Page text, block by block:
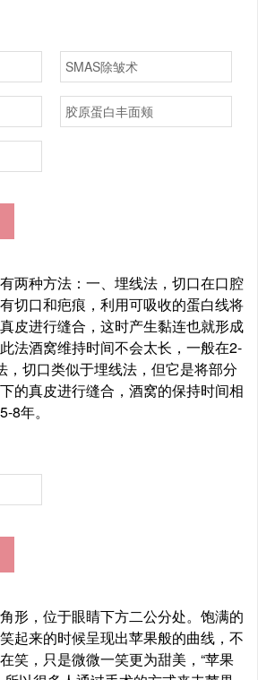
SMAS除皱术
胶原蛋白丰面颊
两种方法：一、埋线法，切口在口腔
切口和疤痕，利用可吸收的蛋白线将
皮进行缝合，这时产生黏连也就形成
法酒窝维持时间不会太长，一般在2-
，切口类似于埋线法，但它是将部分
的真皮进行缝合，酒窝的保持时间相
8年。
形，位于眼睛下方二公分处。饱满的
起来的时候呈现出苹果般的曲线，不
笑，只是微微一笑更为甜美，“苹果